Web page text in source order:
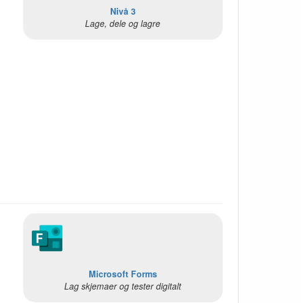
Nivå 3
Lage, dele og lagre
Microsoft Forms
Lag skjemaer og tester digitalt